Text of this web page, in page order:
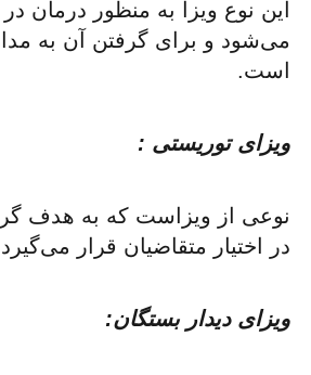
این نوع ویزا به منظور درمان
می‌شود و برای گرفتن آن به
است.
ویزای توریستی :
نوعی از ویزاست که به هدف
در اختیار متقاضیان قرار
ویزای دیدار بستگان: